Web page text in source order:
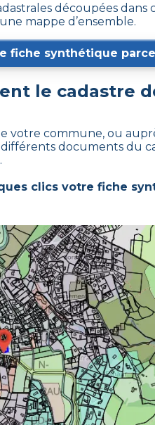
découpées dans
mappe d’ensemble.
fiche synthétique
le cadastre
votre commune, ou
documents du
clics votre fiche